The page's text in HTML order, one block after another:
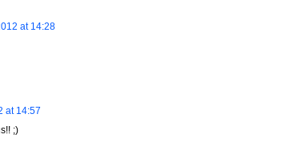
at 14:28
at 14:57
;)